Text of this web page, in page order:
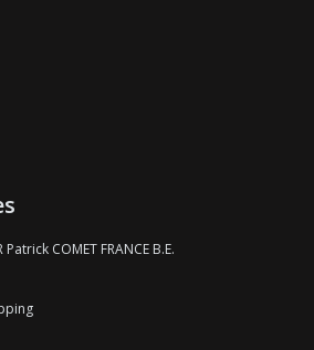
COMET FRANCE B.E.